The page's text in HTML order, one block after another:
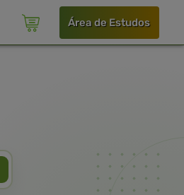
Área de Estudos